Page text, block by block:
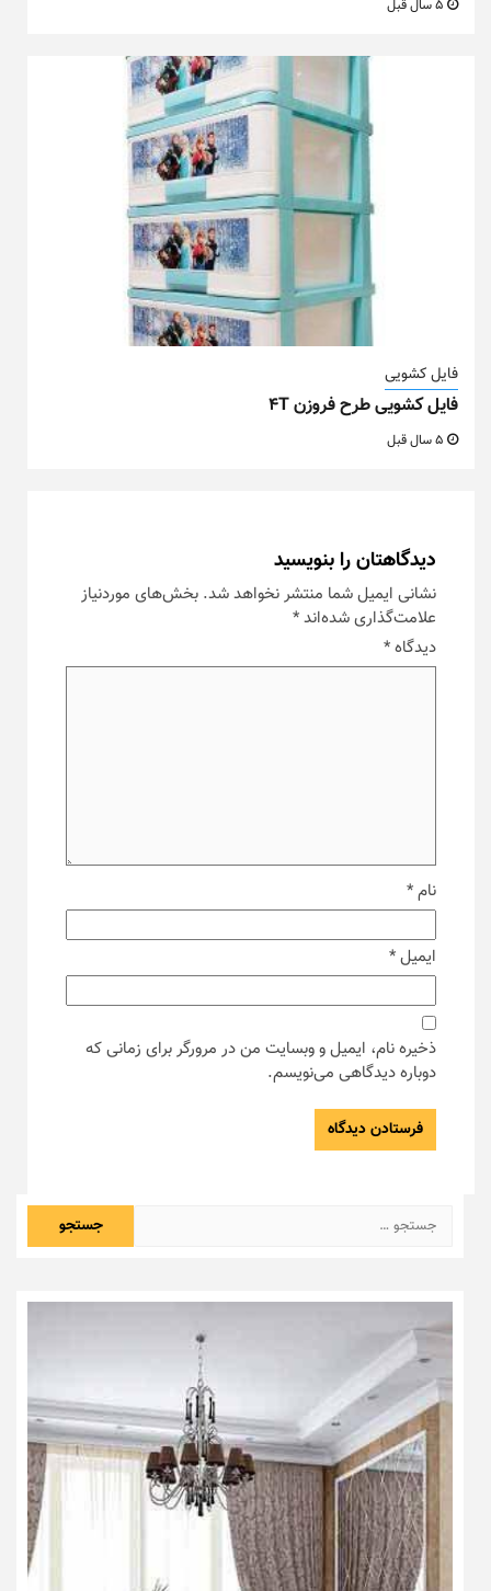
فایل کشویی
فایل کشویی طرح فروزن ۴T
دیدگاهتان را بنویسید
نشانی ایمیل شما منتشر نخواهد شد. بخش‌های موردنیاز
علامت‌گذاری شده‌اند*
دیدگاه*
نام*
ایمیل*
ذخیره نام، ایمیل و وبسایت من در مرورگر برای زمانی که
دوباره دیدگاهی می‌نویسم.
جستجو
برای: